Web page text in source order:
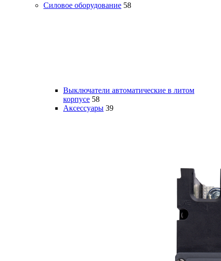
Силовое оборудование 58
Выключатели автоматические в литом
корпусе 58
Аксессуары 39